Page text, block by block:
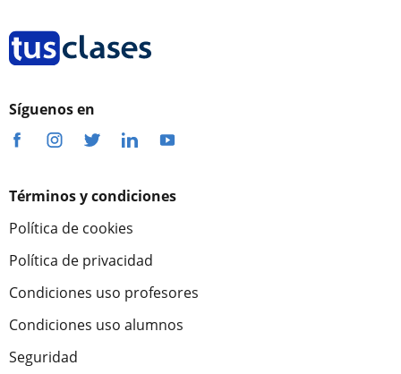
Síguenos en
Términos y condiciones
Política de cookies
Política de privacidad
Condiciones uso profesores
Condiciones uso alumnos
Seguridad